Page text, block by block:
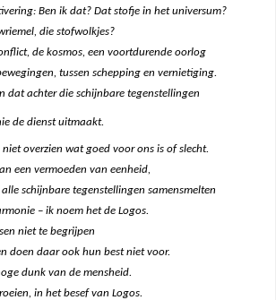
Ben ik dat? Dat stofje in het universum?
die stofwolkjes?
de kosmos, een voortdurende oorlog
tussen schepping en vernietiging.
dat achter die schijnbare tegenstellingen
de dienst uitmaakt.
overzien wat goed voor ons is of slecht.
een vermoeden van eenheid,
schijnbare tegenstellingen samensmelten
– ik noem het de Logos.
niet te begrijpen
doen daar ook hun best niet voor.
dunk van de mensheid.
in het besef van Logos.